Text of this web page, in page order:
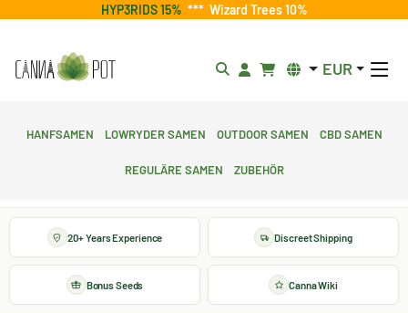
HYP3RIDS 15% *** Wizard Trees 10%
EUR
Hanfsamen Lowryder Samen Outdoor Samen CBD Samen
Reguläre Samen Zubehör
20+ Years Experience Discreet Shipping
Bonus Seeds Canna Wiki